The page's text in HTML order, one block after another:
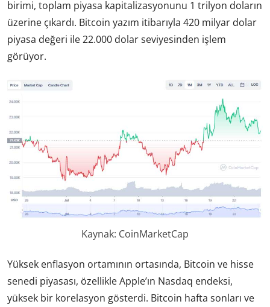
birimi, toplam piyasa kapitalizasyonunu 1 trilyon doların
üzerine çıkardı. Bitcoin yazım itibarıyla 420 milyar dolar
piyasa değeri ile 22.000 dolar seviyesinden işlem
görüyor.
Kaynak: CoinMarketCap
Yüksek enflasyon ortamının ortasında, Bitcoin ve hisse
senedi piyasası, özellikle Apple’ın Nasdaq endeksi,
yüksek bir korelasyon gösterdi. Bitcoin hafta sonları ve